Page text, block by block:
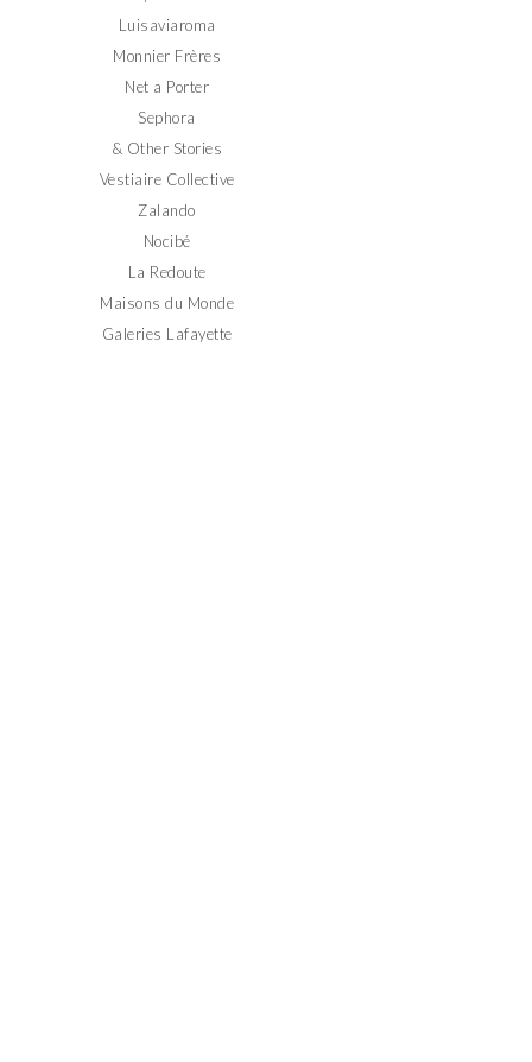
Luisaviaroma
Monnier Frères
Net a Porter
Sephora
& Other Stories
Vestiaire Collective
Zalando
Nocibé
La Redoute
Maisons du Monde
Galeries Lafayette